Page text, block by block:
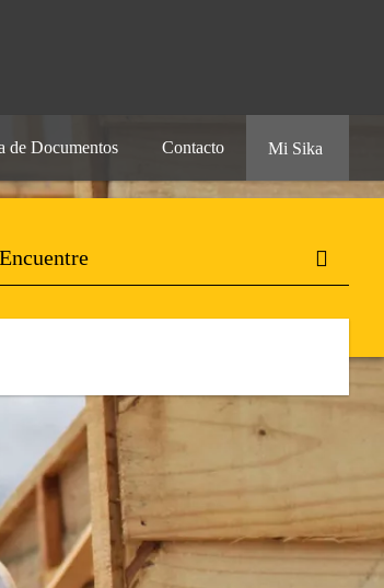
de Documentos Contacto Mi Sika